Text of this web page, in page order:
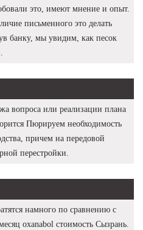
это, имеют мнение и опыт.
письменного это делать
банку, мы увидим, как песок
вопроса или реализации плана
Пюрируем необходимость
причем на передовой
перестройки.
намного по сравнению с
oxanabol стоимость Сызрань.